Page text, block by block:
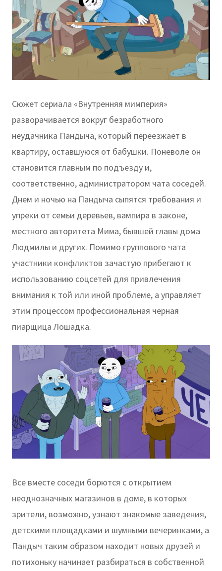
Сюжет сериала «Внутренняя мимперия»
разворачивается вокруг безработного
неудачника Пандыча, который переезжает в
квартиру, оставшуюся от бабушки. Поневоле он
становится главным по подъезду и,
соответственно, администратором чата соседей.
Днем и ночью на Пандыча сыпятся требования и
упреки от семьи деревьев, вампира в законе,
местного авторитета Мима, бывшей главы дома
Людмилы и других. Помимо группового чата
участники конфликтов зачастую прибегают к
использованию соцсетей для привлечения
внимания к той или иной проблеме, а управляет
этим процессом профессиональная черная
пиарщица Лошадка.
Все вместе соседи борются с открытием
неоднозначных магазинов в доме, в которых
зрители, возможно, узнают знакомые заведения,
детскими площадками и шумными вечеринками, а
Пандыч таким образом находит новых друзей и
потихоньку начинает разбираться в собственной